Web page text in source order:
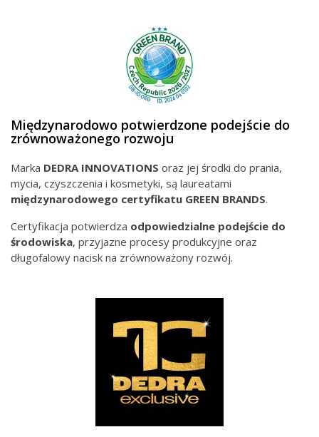
Międzynarodowo potwierdzone podejście do
zrównoważonego rozwoju
Marka DEDRA INNOVATIONS oraz jej środki do prania,
mycia, czyszczenia i kosmetyki, są laureatami
międzynarodowego certyfikatu GREEN BRANDS.
Certyfikacja potwierdza odpowiedzialne podejście do
środowiska, przyjazne procesy produkcyjne oraz
długofalowy nacisk na zrównoważony rozwój.